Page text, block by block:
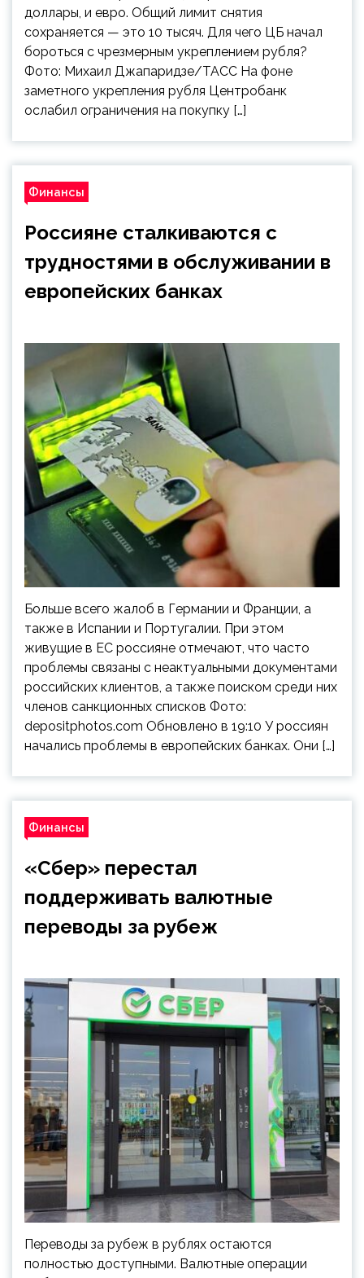
доллары, и евро. Общий лимит снятия
сохраняется — это 10 тысяч. Для чего ЦБ начал
бороться с чрезмерным укреплением рубля?
Фото: Михаил Джапаридзе/ТАСС На фоне
заметного укрепления рубля Центробанк
ослабил ограничения на покупку […]
Финансы
Россияне сталкиваются с
трудностями в обслуживании в
европейских банках
Больше всего жалоб в Германии и Франции, а
также в Испании и Португалии. При этом
живущие в ЕС россияне отмечают, что часто
проблемы связаны с неактуальными документами
российских клиентов, а также поиском среди них
членов санкционных списков Фото:
depositphotos.com Обновлено в 19:10 У россиян
начались проблемы в европейских банках. Они […]
Финансы
«Сбер» перестал
поддерживать валютные
переводы за рубеж
Переводы за рубеж в рублях остаются
полностью доступными. Валютные операции